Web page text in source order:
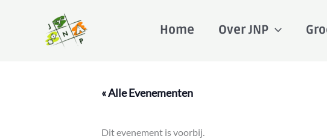
Home Over JNP
« Alle Evenementen
Dit evenement is voorbij.